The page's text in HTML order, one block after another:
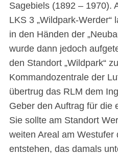
Sagebiels (1892 – 1970).
LKS 3 „Wildpark-Werder“
in den Händen der
wurde dann jedoch
den Standort „Wildpark“
Kommandozentrale der
übertrug das RLM dem
Geber den Auftrag für die
Sie sollte am Standort
weiten Areal am
entstehen, das damals